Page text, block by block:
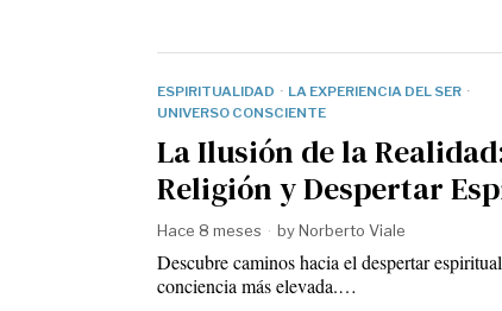
ESPIRITUALIDAD · LA EXPERIENCIA DEL SER ·
UNIVERSO CONSCIENTE
La Ilusión de la
Religión y Despertar
Hace 8 meses byNorberto Viale
Descubre caminos hacia el despertar
conciencia más elevada.…